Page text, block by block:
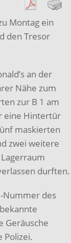
Montag ein
den Tresor
an der
Nähe zum
zur B 1 am
eine Hintertür
maskierten
zwei weitere
durften.
Nummer des
Geräusche
Polizei.